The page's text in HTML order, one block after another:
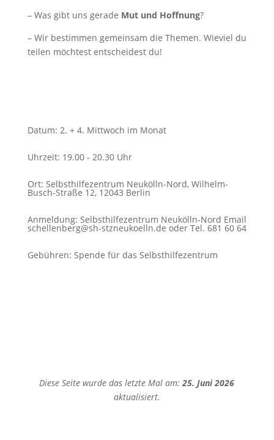
– Was gibt uns gerade Mut und Hoffnung?
– Wir bestimmen gemeinsam die Themen. Wieviel du
teilen möchtest entscheidest du!
Datum: 2. + 4. Mittwoch im Monat
Uhrzeit: 19.00 - 20.30 Uhr
Ort: Selbsthilfezentrum Neukölln-Nord, Wilhelm-
Busch-Straße 12, 12043 Berlin
Anmeldung: Selbsthilfezentrum Neukölln-Nord Email
schellenberg@sh-stzneukoelln.de oder Tel. 681 60 64
Gebühren: Spende für das Selbsthilfezentrum
Diese Seite wurde das letzte Mal am:25. Juni 2026
aktualisiert.